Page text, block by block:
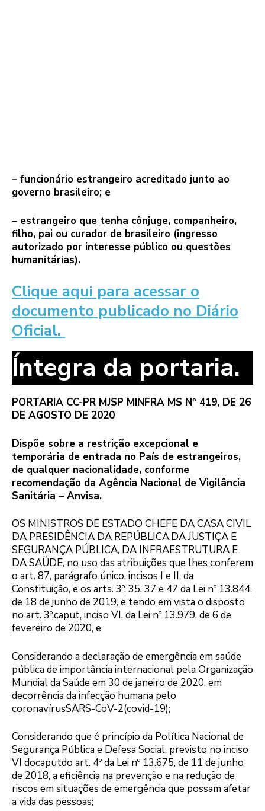
– funcionário estrangeiro acreditado junto ao
governo brasileiro; e
– estrangeiro que tenha cônjuge, companheiro,
filho, pai ou curador de brasileiro (ingresso
autorizado por interesse público ou questões
humanitárias).
Clique aqui para acessar o
documento publicado no Diário
Oficial.
Íntegra da portaria.
PORTARIA CC-PR MJSP MINFRA MS Nº 419, DE 26
DE AGOSTO DE 2020
Dispõe sobre a restrição excepcional e
temporária de entrada no País de estrangeiros,
de qualquer nacionalidade, conforme
recomendação da Agência Nacional de Vigilância
Sanitária – Anvisa.
OS MINISTROS DE ESTADO CHEFE DA CASA CIVIL
DA PRESIDÊNCIA DA REPÚBLICA,DA JUSTIÇA E
SEGURANÇA PÚBLICA, DA INFRAESTRUTURA E
DA SAÚDE, no uso das atribuições que lhes conferem
o art. 87, parágrafo único, incisos I e II, da
Constituição, e os arts. 3º, 35, 37 e 47 da Lei nº 13.844,
de 18 de junho de 2019, e tendo em vista o disposto
no art. 3º,caput, inciso VI, da Lei nº 13.979, de 6 de
fevereiro de 2020, e
Considerando a declaração de emergência em saúde
pública de importância internacional pela Organização
Mundial da Saúde em 30 de janeiro de 2020, em
decorrência da infecção humana pelo
coronavírusSARS-CoV-2(covid-19);
Considerando que é princípio da Política Nacional de
Segurança Pública e Defesa Social, previsto no inciso
VI docaputdo art. 4º da Lei nº 13.675, de 11 de junho
de 2018, a eficiência na prevenção e na redução de
riscos em situações de emergência que possam afetar
a vida das pessoas;